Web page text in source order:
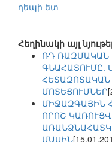
դեպի ետ
Հեղինակի այլ
ՌԴ ՌԱԶՄԱԿԱՆ
ԳՆԱՀԱՏՈՒՄԸ.
ՀԵՏԱԶՈՏԱԿԱՆ
ՄՈՏԵՑՈՒՄՆԵՐ
ՄԻՋԱԶԳԱՅԻՆ
ՈՐՈՇ
ՄԱՍԻՆ